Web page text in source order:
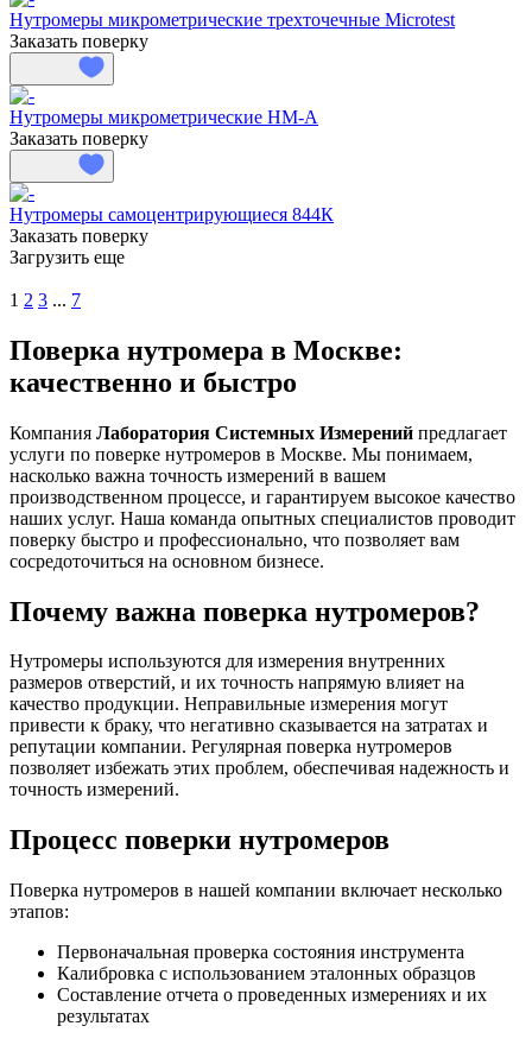
Нутромеры микрометрические трехточечные Microtest
Заказать поверку
Нутромеры микрометрические НМ-А
Заказать поверку
Нутромеры самоцентрирующиеся 844К
Заказать поверку
Загрузить еще
1 2 3 ... 7
Поверка нутромера в Москве:
качественно и быстро
Компания Лаборатория Системных Измерений предлагает
услуги по поверке нутромеров в Москве. Мы понимаем,
насколько важна точность измерений в вашем
производственном процессе, и гарантируем высокое качество
наших услуг. Наша команда опытных специалистов проводит
поверку быстро и профессионально, что позволяет вам
сосредоточиться на основном бизнесе.
Почему важна поверка нутромеров?
Нутромеры используются для измерения внутренних
размеров отверстий, и их точность напрямую влияет на
качество продукции. Неправильные измерения могут
привести к браку, что негативно сказывается на затратах и
репутации компании. Регулярная поверка нутромеров
позволяет избежать этих проблем, обеспечивая надежность и
точность измерений.
Процесс поверки нутромеров
Поверка нутромеров в нашей компании включает несколько
этапов:
Первоначальная проверка состояния инструмента
Калибровка с использованием эталонных образцов
Составление отчета о проведенных измерениях и их
результатах